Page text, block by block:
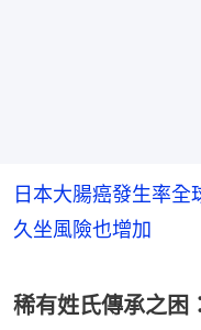
日本大腸癌發生率
久坐風險也增加
稀有姓氏傳承之